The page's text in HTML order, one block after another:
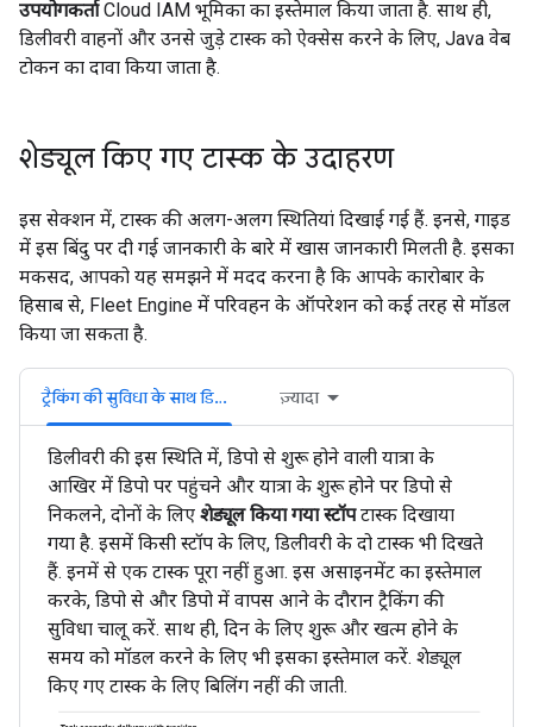
उपयोगकर्ताCloud IAM भूमिका का इस्तेमाल किया जाता है. साथ ही,
डिलीवरी वाहनों और उनसे जुड़े टास्क को ऐक्सेस करने के लिए, Java वेब
टोकन का दावा किया जाता है.
शेड्यूल किए गए टास्क के उदाहरण
इस सेक्शन में, टास्क की अलग-अलग स्थितियां दिखाई गई हैं. इनसे, गाइड
में इस बिंदु पर दी गई जानकारी के बारे में खास जानकारी मिलती है. इसका
मकसद, आपको यह समझने में मदद करना है कि आपके कारोबार के
हिसाब से, Fleet Engine में परिवहन के ऑपरेशन को कई तरह से मॉडल
किया जा सकता है.
ट्रैकिंग की सुविधा के साथ डिलीवरी ज़्यादा
डिलीवरी की इस स्थिति में, डिपो से शुरू होने वाली यात्रा के
आखिर में डिपो पर पहुंचने और यात्रा के शुरू होने पर डिपो से
निकलने, दोनों के लिए शेड्यूल किया गया स्टॉपटास्क दिखाया
गया है. इसमें किसी स्टॉप के लिए, डिलीवरी के दो टास्क भी दिखते
हैं. इनमें से एक टास्क पूरा नहीं हुआ. इस असाइनमेंट का इस्तेमाल
करके, डिपो से और डिपो में वापस आने के दौरान ट्रैकिंग की
सुविधा चालू करें. साथ ही, दिन के लिए शुरू और खत्म होने के
समय को मॉडल करने के लिए भी इसका इस्तेमाल करें. शेड्यूल
किए गए टास्क के लिए बिलिंग नहीं की जाती.